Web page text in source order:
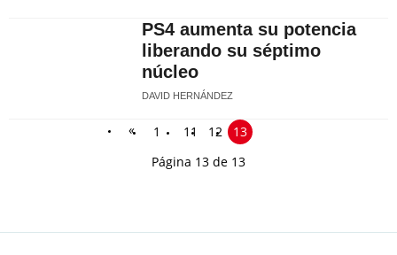
PS4 aumenta su potencia
liberando su séptimo
núcleo
DAVID HERNÁNDEZ
« 1 11 12
13
Página 13 de 13